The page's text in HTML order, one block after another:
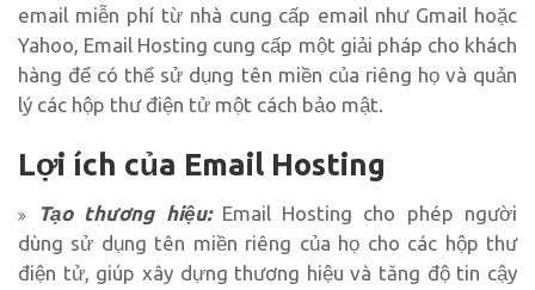
email miễn phí từ nhà cung cấp email như Gmail hoặc
Yahoo, Email Hosting cung cấp một giải pháp cho khách
hàng để có thể sử dụng tên miền của riêng họ và quản
lý các hộp thư điện tử một cách bảo mật.
Lợi ích của Email Hosting
Tạo thương hiệu: Email Hosting cho phép người
dùng sử dụng tên miền riêng của họ cho các hộp thư
điện tử, giúp xây dựng thương hiệu và tăng độ tin cậy